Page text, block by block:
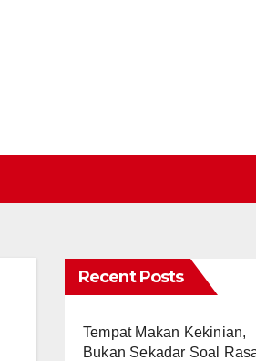
Recent Posts
Tempat Makan Kekinian,
Bukan Sekadar Soal